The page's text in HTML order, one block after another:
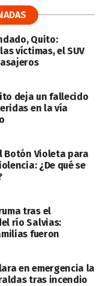
Quito:
víctimas, el SUV
deja un fallecido
en la vía
Botón Violeta para
¿De qué se
tras el
río Salvias:
fueron
en emergencia la
tras incendio